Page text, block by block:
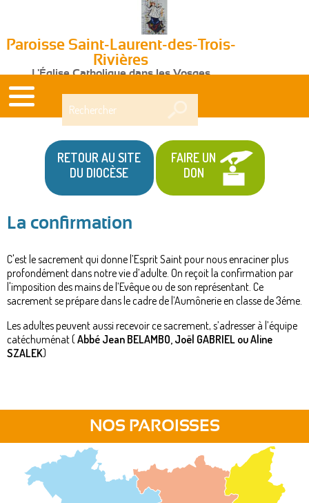
Paroisse Saint-Laurent-des-Trois-
Rivières
L'Église Catholique dans les Vosges
RETOUR AU SITE
DU DIOCÈSE
FAIRE UN
DON
La confirmation
C'est le sacrement qui donne l’Esprit Saint pour nous enraciner plus
profondément dans notre vie d’adulte. On reçoit la confirmation par
l'imposition des mains de l’Evêque ou de son représentant. Ce
sacrement se prépare dans le cadre de l’Aumônerie en classe de 3éme.
Les adultes peuvent aussi recevoir ce sacrement, s’adresser à l’équipe
catéchuménat (Abbé Jean BELAMBO, Joël GABRIEL ou Aline
SZALEK)
NOS PAROISSES